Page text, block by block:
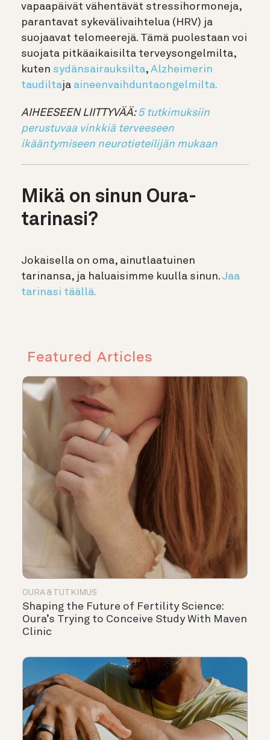
vapaapäivät vähentävät stressihormoneja,
parantavat sykevälivaihtelua (HRV) ja
suojaavat telomeerejä. Tämä puolestaan voi
suojata pitkäaikaisilta terveysongelmilta,
kuten sydänsairauksilta, Alzheimerin
taudiltaja aineenvaihduntaongelmilta.
AIHEESEEN LIITTYVÄÄ:5 tutkimuksiin
perustuvaa vinkkiä terveeseen
ikääntymiseen neurotieteilijän mukaan
Mikä on sinun Oura-
tarinasi?
Jokaisella on oma, ainutlaatuinen
tarinansa, ja haluaisimme kuulla sinun. Jaa
tarinasi täällä.
Featured Articles
OURA & TUTKIMUS
Shaping the Future of Fertility Science:
Oura’s Trying to Conceive Study With Maven
Clinic